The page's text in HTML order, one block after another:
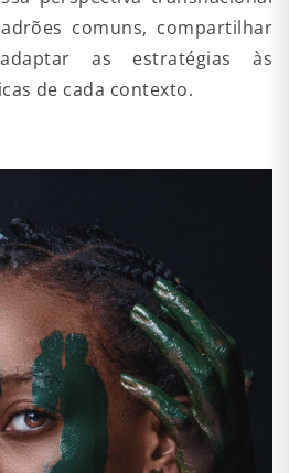
comuns, compartilhar
as estratégias às
de cada contexto.